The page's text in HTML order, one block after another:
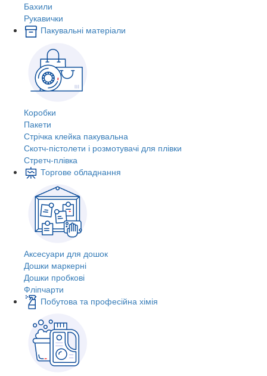
Бахили
Рукавички
Пакувальні матеріали
Коробки
Пакети
Стрічка клейка пакувальна
Скотч-пістолети і розмотувачі для плівки
Стретч-плівка
Торгове обладнання
Аксесуари для дошок
Дошки маркерні
Дошки пробкові
Фліпчарти
Побутова та професійна хімія